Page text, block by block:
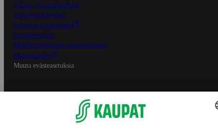
Tilaus- ja toimitusehdot
Tietosuojakäytäntö
Palvelun käyttöehdot
Saavutettavuus
Mobiilisovelluksen saavutettavuus
Mainostajalle
Muuta evästeasetuksia
S-ryhmän palvelut